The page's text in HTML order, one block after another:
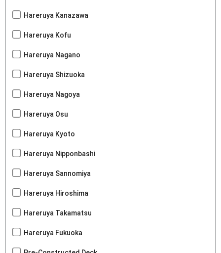
Hareruya Kanazawa
Hareruya Kofu
Hareruya Nagano
Hareruya Shizuoka
Hareruya Nagoya
Hareruya Osu
Hareruya Kyoto
Hareruya Nipponbashi
Hareruya Sannomiya
Hareruya Hiroshima
Hareruya Takamatsu
Hareruya Fukuoka